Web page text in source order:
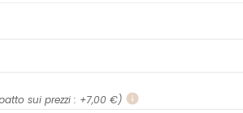
sui prezzi : +7,00 €) info